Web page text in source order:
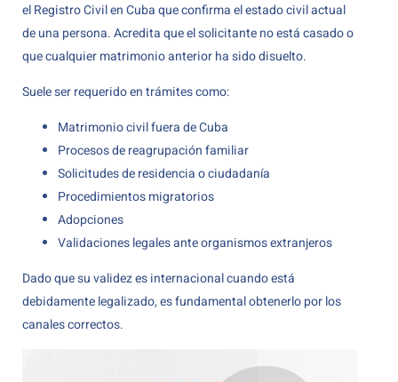
el Registro Civil en Cuba que confirma el estado civil actual
de una persona. Acredita que el solicitante no está casado o
que cualquier matrimonio anterior ha sido disuelto.
Suele ser requerido en trámites como:
Matrimonio civil fuera de Cuba
Procesos de reagrupación familiar
Solicitudes de residencia o ciudadanía
Procedimientos migratorios
Adopciones
Validaciones legales ante organismos extranjeros
Dado que su validez es internacional cuando está
debidamente legalizado, es fundamental obtenerlo por los
canales correctos.